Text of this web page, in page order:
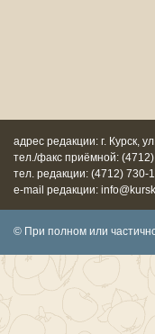
адрес редакции: г. Курск,
тел./факс приёмной:
тел. редакции: (4712) 730-
e-mail редакции:
© При полном или